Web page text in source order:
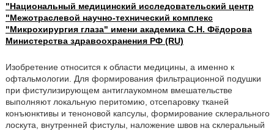
"Национальный медицинский исследовательский центр
"Межотраслевой научно-технический комплекс
"Микрохирургия глаза" имени академика С.Н. Фёдорова
Министерства здравоохранения РФ (RU)
Изобретение относится к области медицины, а именно к
офтальмологии. Для формирования фильтрационной подушки
при фистулизирующем антиглаукомном вмешательстве
выполняют локальную перитомию, отсепаровку тканей
конъюнктивы и теноновой капсулы, формирование склерального
лоскута, внутренней фистулы, наложение швов на склеральный